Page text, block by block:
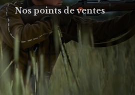
Nos points de ventes